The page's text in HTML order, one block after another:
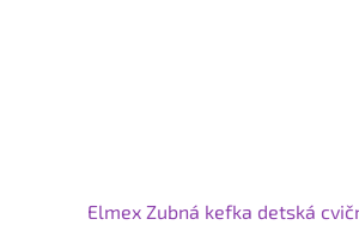
Elmex Zubná kefka detská